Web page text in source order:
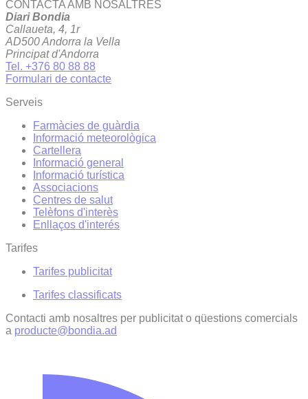
CONTACTA AMB NOSALTRES
Diari Bondia
Callaueta, 4, 1r
AD500 Andorra la Vella
Principat d'Andorra
Tel. +376 80 88 88
Formulari de contacte
Serveis
Farmàcies de guàrdia
Informació meteorològica
Cartellera
Informació general
Informació turística
Associacions
Centres de salut
Telèfons d'interès
Enllaços d'interés
Tarifes
Tarifes publicitat
Tarifes classificats
Contacti amb nosaltres per publicitat o qüestions comercials
a producte@bondia.ad